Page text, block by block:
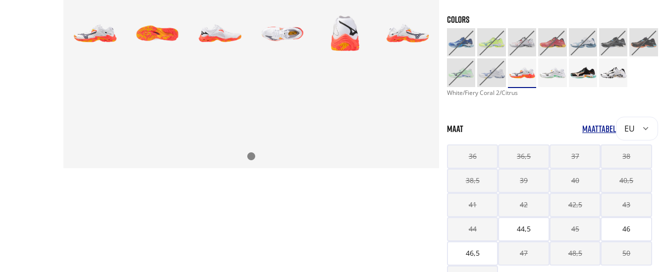
COLORS
White/Fiery Coral 2/Citrus
MAAT MAATTABEL EU
36 36,5 37 38
38,5 39 40 40,5
41 42 42,5 43
44 44,5 45 46
46,5 47 48,5 50